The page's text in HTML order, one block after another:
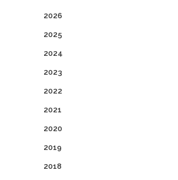
2026
2025
2024
2023
2022
2021
2020
2019
2018